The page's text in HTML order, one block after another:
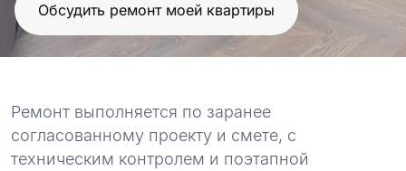
Обсудить ремонт моей квартиры
Ремонт выполняется по заранее
согласованному проекту и смете, с
техническим контролем и поэтапной